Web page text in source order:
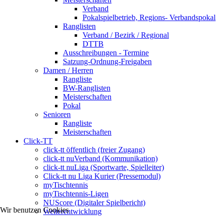
Verband
Pokalspielbetrieb, Regions- Verbandspokal
Ranglisten
Verband / Bezirk / Regional
DTTB
Ausschreibungen - Termine
Satzung-Ordnung-Freigaben
Damen / Herren
Rangliste
BW-Ranglisten
Meisterschaften
Pokal
Senioren
Rangliste
Meisterschaften
Click-TT
click-tt öffentlich (freier Zugang)
click-tt nuVerband (Kommunikation)
click-tt nuLiga (Sportwarte, Spielleiter)
Click-tt nu Liga Kurier (Pressemodul)
myTischtennis
myTischtennis-Ligen
NUScore (Digitaler Spielbericht)
Weiterentwicklung
Wir benutzen Cookies